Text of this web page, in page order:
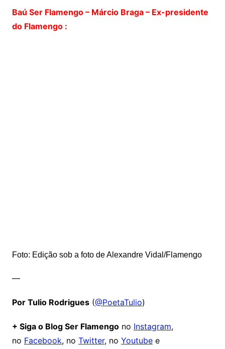
Baú Ser Flamengo – Márcio Braga – Ex-presidente
do Flamengo :
Foto: Edição sob a foto de Alexandre Vidal/Flamengo
—
Por Tulio Rodrigues(@PoetaTulio)
+ Siga o Blog Ser Flamengono Instagram,
no Facebook, no Twitter, no Youtubee